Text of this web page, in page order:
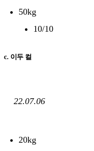
50kg
10/10
c. 이두 컬
22.07.06
20kg